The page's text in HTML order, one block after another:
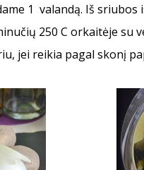
1 valandą. Iš
250 C orkaitėje su
jei reikia pagal skonį